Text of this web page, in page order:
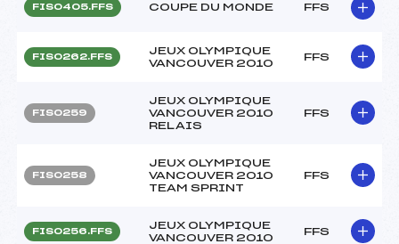
FIS0405.FFS COUPE DU MONDE FFS
FIS0262.FFS
JEUX OLYMPIQUE
VANCOUVER 2010
FFS
FIS0259
JEUX OLYMPIQUE
VANCOUVER 2010
RELAIS
FFS
FIS0258
JEUX OLYMPIQUE
VANCOUVER 2010
TEAM SPRINT
FFS
FIS0256.FFS
JEUX OLYMPIQUE
VANCOUVER 2010
FFS